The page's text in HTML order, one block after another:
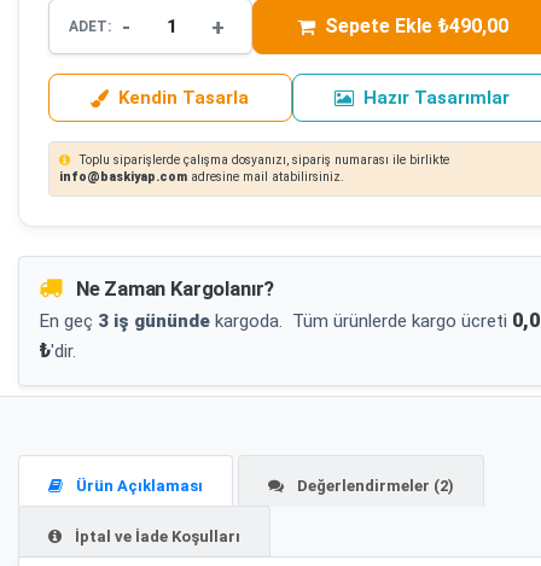
ADET: - + Sepete Ekle ₺490,00
Kendin Tasarla Hazır Tasarımlar
Toplu siparişlerde çalışma dosyanızı, sipariş numarası ile birlikte
info@baskiyap.com adresine mail atabilirsiniz.
Ne Zaman Kargolanır?
En geç 3 iş gününde kargoda. Tüm ürünlerde kargo ücreti
₺'dir.
Ürün Açıklaması Değerlendirmeler (2)
İptal ve İade Koşulları